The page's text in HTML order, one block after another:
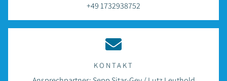
+49 1732938752
KONTAKT